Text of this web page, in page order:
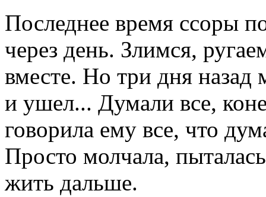
Последнее время ссоры
через день. Злимся,
вместе. Но три дня назад
и ушел... Думали все,
говорила ему все, что
Просто молчала,
жить дальше.